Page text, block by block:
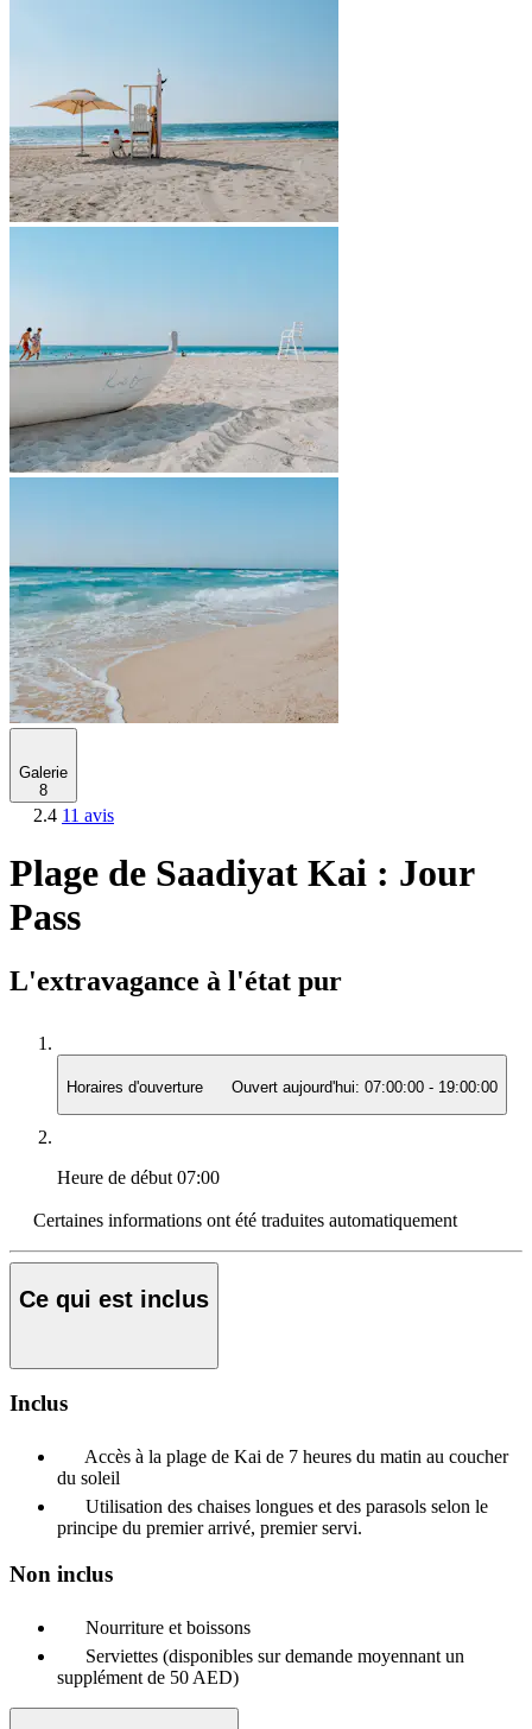
Galerie
8
2.4 11 avis
Plage de Saadiyat Kai : Jour
Pass
L'extravagance à l'état pur
Horaires d'ouverture Ouvert aujourd'hui: 07:00:00 - 19:00:00
Heure de début07:00
Certaines informations ont été traduites automatiquement
Ce qui est inclus
Inclus
Accès à la plage de Kai de 7 heures du matin au coucher
du soleil
Utilisation des chaises longues et des parasols selon le
principe du premier arrivé, premier servi.
Non inclus
Nourriture et boissons
Serviettes (disponibles sur demande moyennant un
supplément de 50 AED)